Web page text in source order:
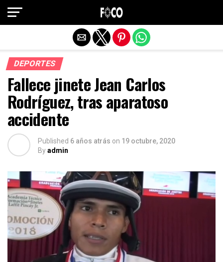
DEPORTES
Fallece jinete Jean Carlos
Rodríguez, tras aparatoso
accidente
Published 6 años atrás on 19 octubre, 2020
Byadmin
Salir de la versión móvil